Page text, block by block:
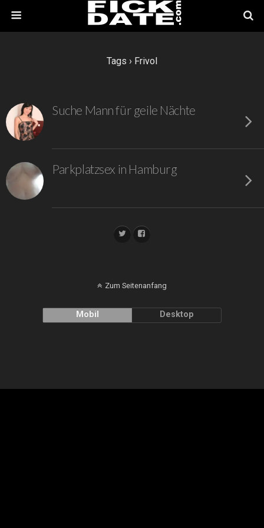
Tags › Frivol
Suche Mann für geile Nächte
Parkplatzsex in Hamburg
Zum Seitenanfang
Mobil Desktop